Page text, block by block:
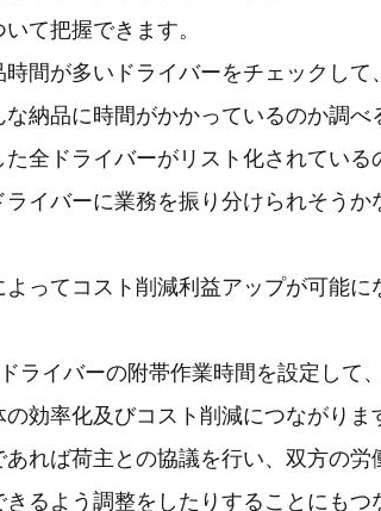
て把握できます。
間が多いドライバーをチェックして
納品に時間がかかっているのか調べ
全ドライバーがリスト化されてい
イバーに業務を振り分けられそうか
ってコスト削減利益アップが可能に
ライバーの附帯作業時間を設定して
効率化及びコスト削減につながりま
れば荷主との協議を行い、双方の労
るよう調整をしたりすることにもつ